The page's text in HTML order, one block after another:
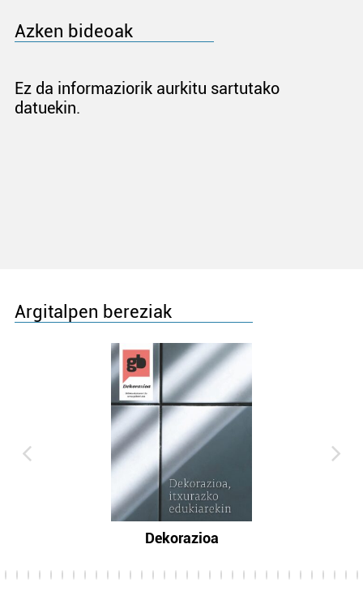
Azken bideoak
Ez da informaziorik aurkitu sartutako
datuekin.
Argitalpen bereziak
Dekorazioa